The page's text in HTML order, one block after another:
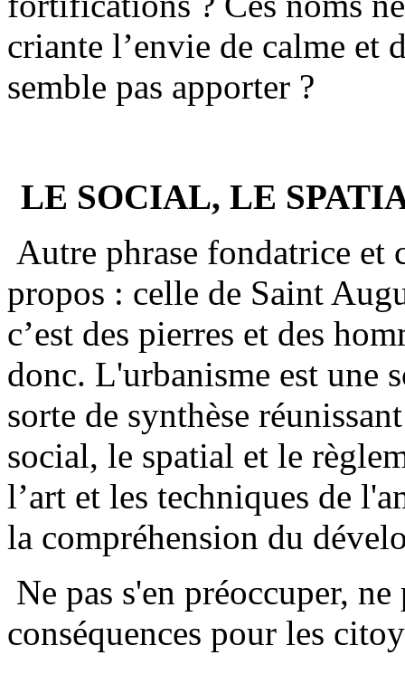
criante l’envie de calme et
semble pas apporter ?
LE SOCIAL, LE
Autre phrase fondatrice et
propos : celle de Saint
c’est des pierres et des
donc. L'urbanisme est une
sorte de synthèse
social, le spatial et le
l’art et les techniques de
la compréhension du
Ne pas s'en préoccuper,
conséquences pour les